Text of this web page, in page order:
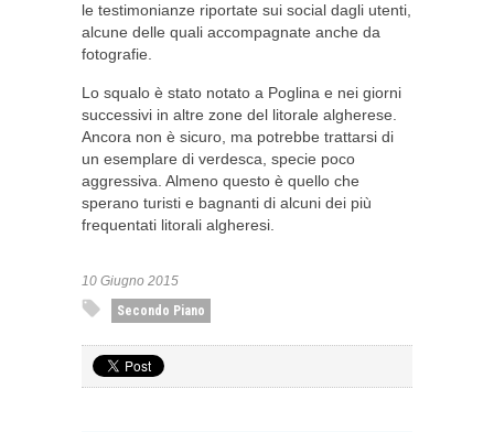
le testimonianze riportate sui social dagli utenti,
alcune delle quali accompagnate anche da
fotografie.
Lo squalo è stato notato a Poglina e nei giorni
successivi in altre zone del litorale algherese.
Ancora non è sicuro, ma potrebbe trattarsi di
un esemplare di verdesca, specie poco
aggressiva. Almeno questo è quello che
sperano turisti e bagnanti di alcuni dei più
frequentati litorali algheresi.
10 Giugno 2015
Secondo Piano